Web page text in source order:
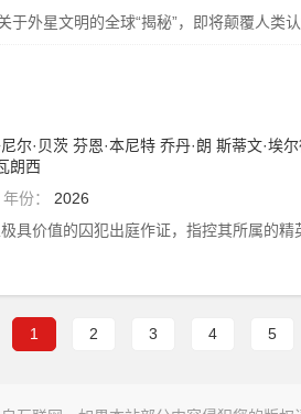
于外星文明的全球“揭秘”，即将颠覆人类
尔·贝茨 芬恩·本尼特 乔丹·朗 斯蒂文·埃
朗西
年份：
2026
具价值的囚犯出庭作证，指控其所属的
1 2 3 4 5